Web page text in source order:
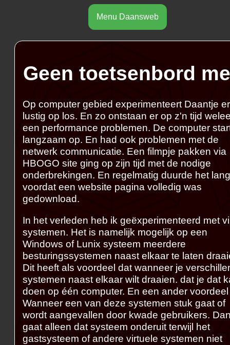
Menu Daansweb
Geen toetsenbord
Op computer gebied experimenteert Daantje er
lustig op los. En zo ontstaan er op z'n tijd
een performance problemen. De computer
langzaam op. En had ook problemen met de
netwerk communicatie. Een filmpje pakken via
HBOGO site ging op zijn tijd met de nodige
onderbrekingen. En regelmatig duurde het lang
voordat een website pagina volledig was
gedownload.
In het verleden heb ik geëxperimenteerd met
systemen. Het is namelijk mogelijk op een
Windows of Lunix systeem meerdere
besturingssystemen naast elkaar te laten
Dit heeft als voordeel dat wanneer je
systemen naast elkaar wilt draaien. dat je dat
doen op één computer. En een ander
Wanneer een van deze systemen stuk gaat of
wordt aangevallen door kwade gebruikers.
gaat alleen dat systeem onderuit terwijl het
gastsysteem of andere virtuele systemen niet